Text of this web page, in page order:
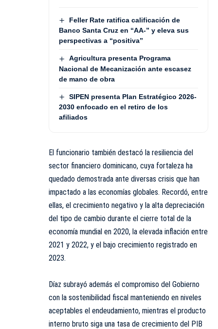
Feller Rate ratifica calificación de
Banco Santa Cruz en “AA-” y eleva sus
perspectivas a “positiva”
Agricultura presenta Programa
Nacional de Mecanización ante escasez
de mano de obra
SIPEN presenta Plan Estratégico 2026-
2030 enfocado en el retiro de los
afiliados
El funcionario también destacó la resiliencia del
sector financiero dominicano, cuya fortaleza ha
quedado demostrada ante diversas crisis que han
impactado a las economías globales. Recordó, entre
ellas, el crecimiento negativo y la alta depreciación
del tipo de cambio durante el cierre total de la
economía mundial en 2020, la elevada inflación entre
2021 y 2022, y el bajo crecimiento registrado en
2023.
Díaz subrayó además el compromiso del Gobierno
con la sostenibilidad fiscal manteniendo en niveles
aceptables el endeudamiento, mientras el producto
interno bruto siga una tasa de crecimiento del PIB